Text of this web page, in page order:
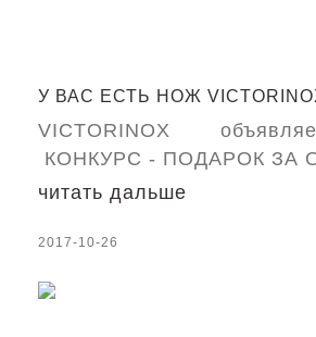
У ВАС ЕСТЬ НОЖ
VICTORINOX
КОНКУРС - ПОДАРОК ЗА
читать дальше
2017-10-26